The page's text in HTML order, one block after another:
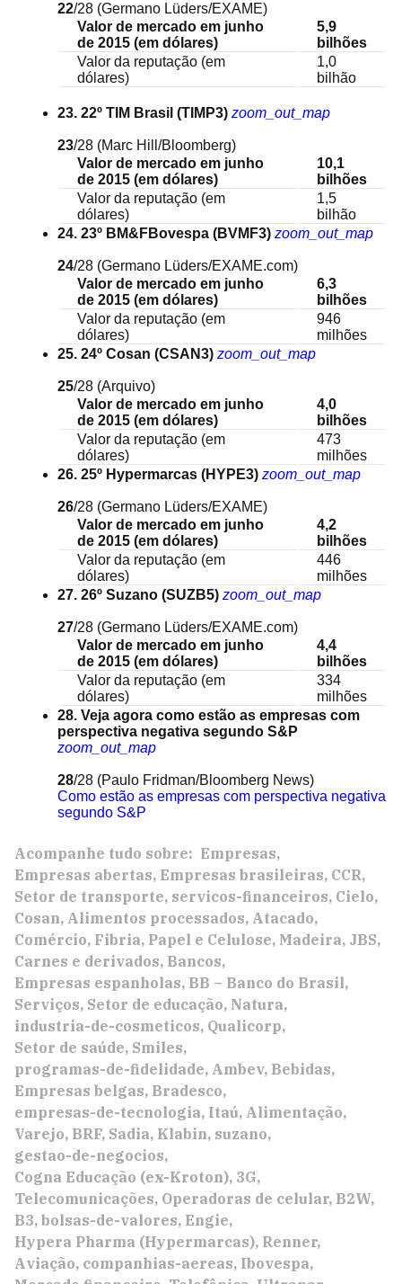
22/28 (Germano Lüders/EXAME)
Valor de mercado em junho
de 2015 (em dólares)
5,9
bilhões
Valor da reputação (em
dólares)
1,0
bilhão
23. 22º TIM Brasil (TIMP3) zoom_out_map
23/28 (Marc Hill/Bloomberg)
Valor de mercado em junho
de 2015 (em dólares)
10,1
bilhões
Valor da reputação (em
dólares)
1,5
bilhão
24. 23º BM&FBovespa (BVMF3) zoom_out_map
24/28 (Germano Lüders/EXAME.com)
Valor de mercado em junho
de 2015 (em dólares)
6,3
bilhões
Valor da reputação (em
dólares)
946
milhões
25. 24º Cosan (CSAN3) zoom_out_map
25/28 (Arquivo)
Valor de mercado em junho
de 2015 (em dólares)
4,0
bilhões
Valor da reputação (em
dólares)
473
milhões
26. 25º Hypermarcas (HYPE3) zoom_out_map
26/28 (Germano Lüders/EXAME)
Valor de mercado em junho
de 2015 (em dólares)
4,2
bilhões
Valor da reputação (em
dólares)
446
milhões
27. 26º Suzano (SUZB5) zoom_out_map
27/28 (Germano Lüders/EXAME.com)
Valor de mercado em junho
de 2015 (em dólares)
4,4
bilhões
Valor da reputação (em
dólares)
334
milhões
28. Veja agora como estão as empresas com
perspectiva negativa segundo S&P
zoom_out_map
28/28 (Paulo Fridman/Bloomberg News)
Como estão as empresas com perspectiva negativa
segundo S&P
Acompanhe tudo sobre: Empresas
Empresas abertas Empresas brasileiras CCR
Setor de transporte servicos-financeiros Cielo
Cosan Alimentos processados Atacado
Comércio Fibria Papel e Celulose Madeira JBS
Carnes e derivados Bancos
Empresas espanholas BB – Banco do Brasil
Serviços Setor de educação Natura
industria-de-cosmeticos Qualicorp
Setor de saúde Smiles
programas-de-fidelidade Ambev Bebidas
Empresas belgas Bradesco
empresas-de-tecnologia Itaú Alimentação
Varejo BRF Sadia Klabin suzano
gestao-de-negocios
Cogna Educação (ex-Kroton) 3G
Telecomunicações Operadoras de celular B2W
B3 bolsas-de-valores Engie
Hypera Pharma (Hypermarcas) Renner
Aviação companhias-aereas Ibovespa